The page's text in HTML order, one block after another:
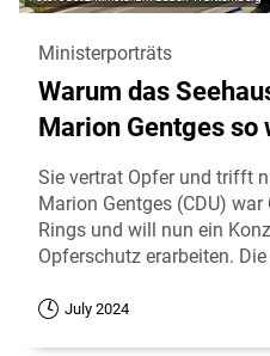
Ministerporträts
Warum das
Marion Gentges so
Sie vertrat Opfer und trifft
Marion Gentges (CDU)
Rings und will nun ein
Opferschutz erarbeiten.
July 2024